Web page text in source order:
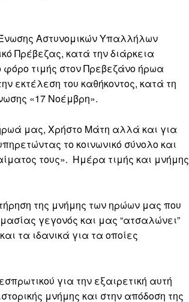
Ένωσης Αστυνομικών Υπαλλήλων
Πρέβεζας, κατά την διάρκεια
τιμής στον Πρεβεζάνο ήρωα
εκτέλεση του καθήκοντος, κατά τη
«17 Νοέμβρη».
μας, Χρήστο Μάτη αλλά και για
το κοινωνικό σύνολο και
τους». Ημέρα τιμής και μνήμης
της μνήμης των ηρώων μας που
γεγονός και μας “ατσαλώνει”
τα ιδανικά για τα οποίες
για την εξαιρετική αυτή
μνήμης και στην απόδοση της